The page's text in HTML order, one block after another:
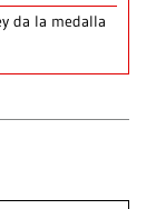
da la medalla